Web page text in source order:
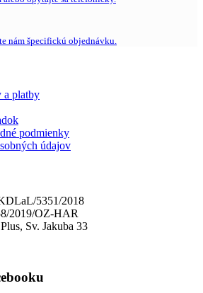
nám špecifickú objednávku.
a platby
podmienky
údajov
5351/2018
2019/OZ-HAR
Sv. Jakuba 33